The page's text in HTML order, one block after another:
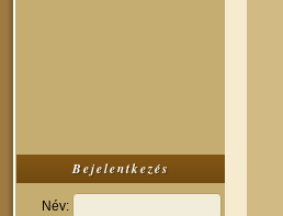
Bejelentkezés
Név: